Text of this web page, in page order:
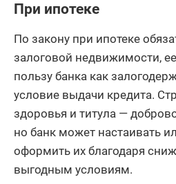
При ипотеке
По закону при ипотеке
залоговой недвижимости,
пользу банка как
условие выдачи кредита.
здоровья и титула —
но банк может настаивать
оформить их благодаря
выгодным условиям.